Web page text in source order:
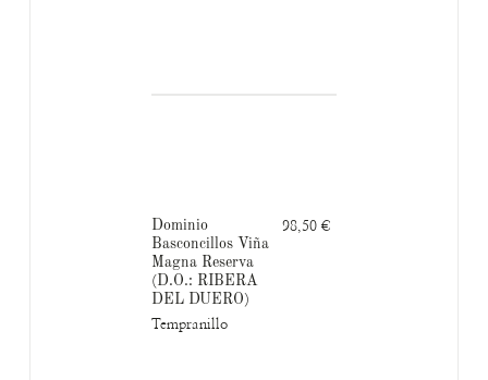
Dominio
Basconcillos Viña
Magna Reserva
(D.O.: RIBERA
DEL DUERO)
Tempranillo
98,50 €